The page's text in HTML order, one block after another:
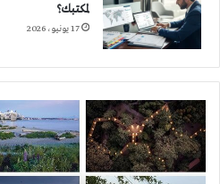
لمكتبك؟
17 يونيو، 2026
هندسة
المناظر
الطبيعية
المستدامة